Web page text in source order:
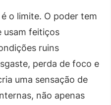
o limite. O poder tem
usam feitiços
ruins
perda de foco e
uma sensação de
não apenas